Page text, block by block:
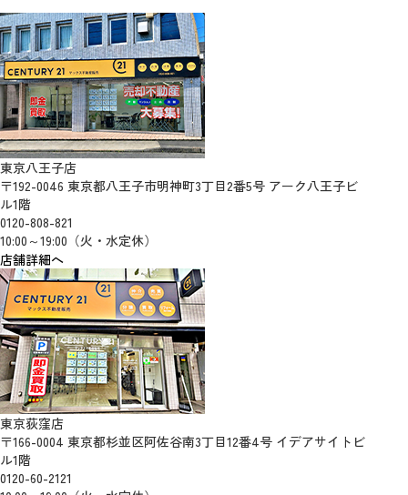
東京八王子店
〒192-0046 東京都八王子市明神町3丁目2番5号 アーク八王子ビ
ル1階
0120-808-821
10:00～19:00（火・水定休）
店舗詳細へ
東京荻窪店
〒166-0004 東京都杉並区阿佐谷南3丁目12番4号 イデアサイトビ
ル1階
0120-60-2121